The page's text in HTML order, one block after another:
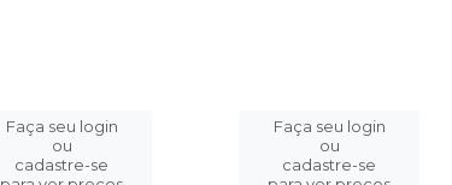
Faça seu login
ou
cadastre-se
Faça seu login
ou
cadastre-se